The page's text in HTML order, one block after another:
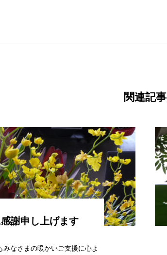
関連記事
謝申し上げます
なさまの暖かいご支援に心よ